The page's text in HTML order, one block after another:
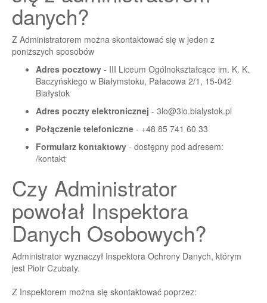
danych?
Z Administratorem można skontaktować się w jeden z
poniższych sposobów
Adres pocztowy - III Liceum Ogólnokształcące im. K. K.
Baczyńskiego w Białymstoku, Pałacowa 2/1, 15-042
Białystok
Adres poczty elektronicznej - 3lo@3lo.bialystok.pl
Połączenie telefoniczne - +48 85 741 60 33
Formularz kontaktowy - dostępny pod adresem:
/kontakt
Czy Administrator
powołał Inspektora
Danych Osobowych?
Administrator wyznaczył Inspektora Ochrony Danych, którym
jest Piotr Czubaty.
Z Inspektorem można się skontaktować poprzez: